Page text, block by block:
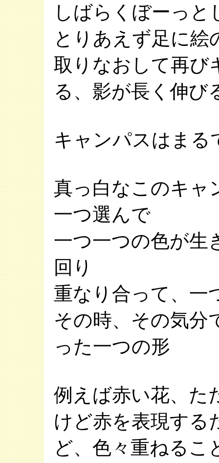
しばらくぼーっと
とりあえず足に絵
取りなおして再び
る、影が長く伸び
キャンパスはまる
真っ白なこのキャ
一つ選んで
一つ一つの色が生
回り
重なり合って、一
その時、その気分
った一つの形
例えば赤い花、た
けど赤を表現する
ど、色々重ねるこ